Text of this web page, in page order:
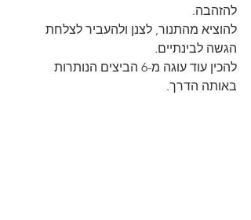
להזהבה.
להוציא מהתנור, לצנן ולהעביר לצלחת
הגשה לבינתיים.
להכין עוד עוגה מ-6 הביצים הנותרות
באותה הדרך.